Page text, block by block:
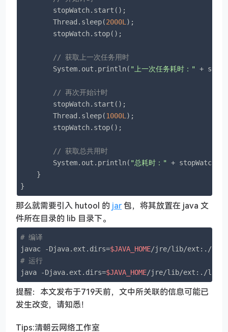
        stopWatch.start();
        Thread.sleep(
2000L );
        stopWatch.stop();
// 获取上一次任务用时
        System.out.println(
"上一次任务耗时：" +
// 再次开始计时
        stopWatch.start();
        Thread.sleep(
1000L );
        stopWatch.stop();
// 获取总共用时
        System.out.println(
"总耗时：" +
    }
}
那么就需要引入 hutool 的 jar包，将其放置在 java 文
件所在目录的 lib 目录下。
# 编译
javac -Djava.ext.dirs=$JAVA_HOME
# 运行
java -Djava.ext.dirs=$JAVA_HOME/jre/lib/ext:./lib
提醒：本文发布于719天前，文中所关联的信息可能已
发生改变，请知悉！
Tips:清朝云网络工作室